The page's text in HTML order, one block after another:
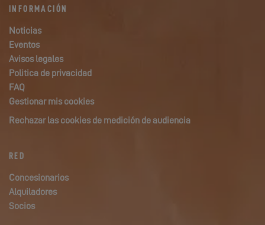
INFORMACIÓN
Noticias
Eventos
Avisos legales
Politica de privacidad
FAQ
Gestionar mis cookies
Rechazar las cookies de medición de audiencia
RED
Concesionarios
Alquiladores
Socios